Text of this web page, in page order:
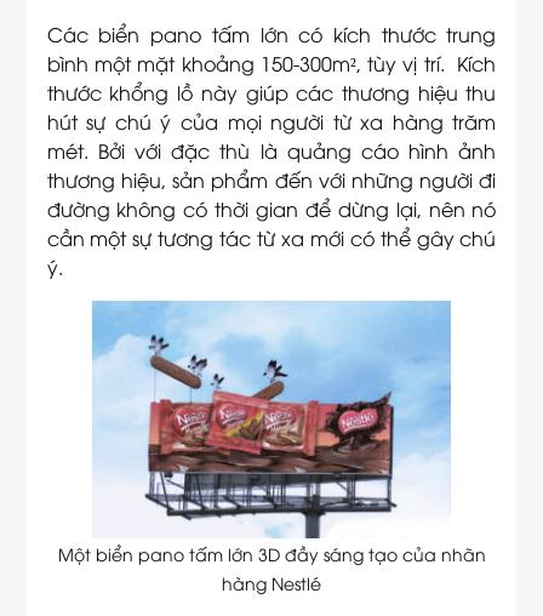
Các biển pano tấm lớn có kích thước trung
bình một mặt khoảng 150-300m², tùy vị trí. Kích
thước khổng lồ này giúp các thương hiệu thu
hút sự chú ý của mọi người từ xa hàng trăm
mét. Bởi với đặc thù là quảng cáo hình ảnh
thương hiệu, sản phẩm đến với những người đi
đường không có thời gian để dừng lại, nên nó
cần một sự tương tác từ xa mới có thể gây chú
ý.
Một biển pano tấm lớn 3D đầy sáng tạo của nhãn
hàng Nestlé